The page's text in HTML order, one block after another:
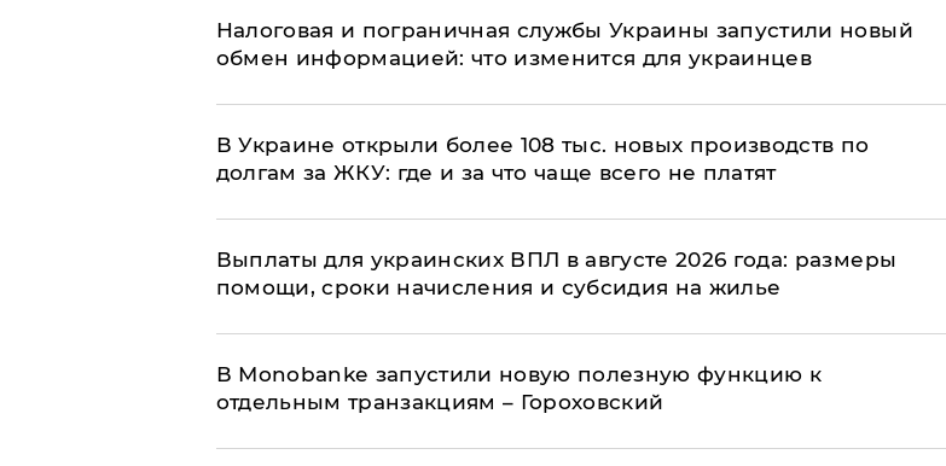
Налоговая и пограничная службы Украины запустили новый
обмен информацией: что изменится для украинцев
В Украине открыли более 108 тыс. новых производств по
долгам за ЖКУ: где и за что чаще всего не платят
Выплаты для украинских ВПЛ в августе 2026 года: размеры
помощи, сроки начисления и субсидия на жилье
В Мonobankе запустили новую полезную функцию к
отдельным транзакциям – Гороховский